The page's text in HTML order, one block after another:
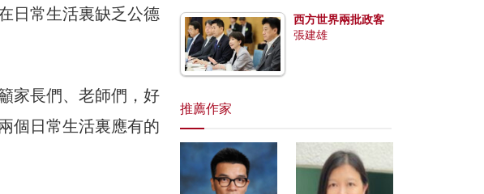
日常生活裏缺乏公德
家長們、老師們，好
個日常生活裏應有的
西方世界兩批政客
張建雄
推薦作家